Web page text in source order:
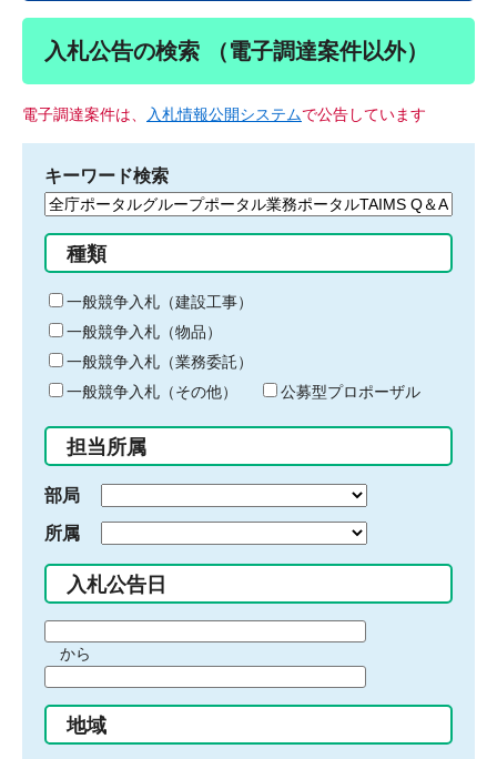
入札公告の検索 （電子調達案件以外）
電子調達案件は、 入札情報公開システムで公告しています
キーワード検索
検
る
キ
ー
ワ
ー
ド
入
力
種類
一般競争入札（建設工事）
一般競争入札（物品）
一般競争入札（業務委託）
一般競争入札（その他）
公募型プロポーザル
担当所属
部局
所属
入札公告日
間
始
り
から
間
終
地域